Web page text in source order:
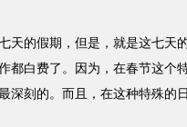
的假期，但是，就是这七天
都白费了。因为，在春节这个
深刻的。而且，在这种特殊的